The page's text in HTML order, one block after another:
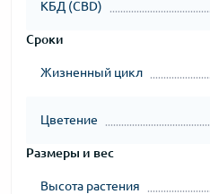
КБД (CBD)
Сроки
Жизненный цикл
Цветение
Размеры и вес
Высота растения